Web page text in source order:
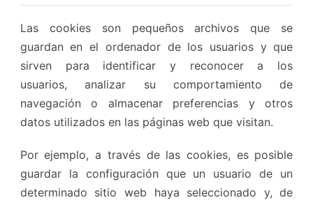
Las cookies son pequeños archivos que se
guardan en el ordenador de los usuarios y que
sirven para identificar y reconocer a los
usuarios, analizar su comportamiento de
navegación o almacenar preferencias y otros
datos utilizados en las páginas web que visitan.
Por ejemplo, a través de las cookies, es posible
guardar la configuración que un usuario de un
determinado sitio web haya seleccionado y, de